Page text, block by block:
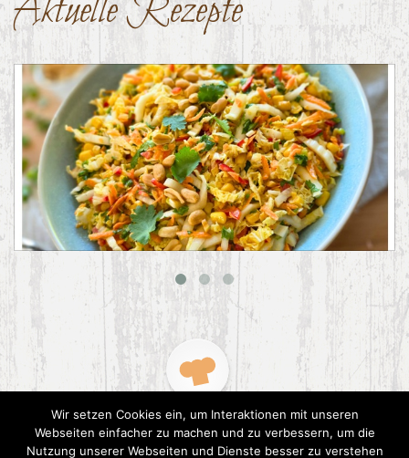
Aktuelle Rezepte
Asiatischer Chinakohl-Salat
Wir setzen Cookies ein, um Interaktionen mit unseren
Webseiten einfacher zu machen und zu verbessern, um die
Nutzung unserer Webseiten und Dienste besser zu verstehen